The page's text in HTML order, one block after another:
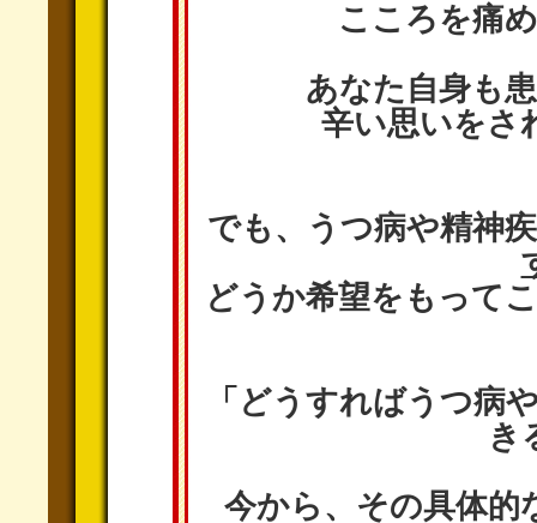
こころを痛
あなた自身も
辛い思いをさ
でも、うつ病や精神
どうか希望をもって
「 どうすればうつ病
き
今から、 その具体的